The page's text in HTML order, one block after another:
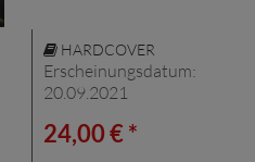
HARDCOVER
Erscheinungsdatum:
20.09.2021
24,00 € *